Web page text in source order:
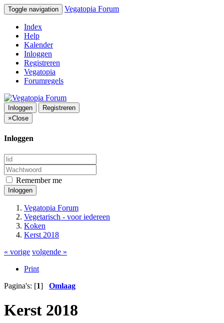
Toggle navigation Vegatopia Forum
Index
Help
Kalender
Inloggen
Registreren
Vegatopia
Forumregels
Inloggen
Registreren
×Close
Inloggen
Remember me
Inloggen
Vegatopia Forum
Vegetarisch - voor iedereen
Koken
Kerst 2018
« vorige volgende »
Print
Pagina's: [1] Omlaag
Kerst 2018